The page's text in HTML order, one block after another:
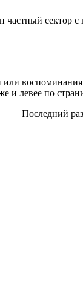
частный
и левее по
Последний